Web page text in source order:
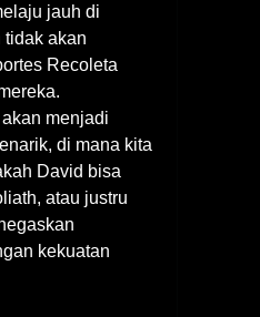
jauh di
tidak akan
Recoleta
menjadi
di mana kita
David bisa
atau justru
kekuatan